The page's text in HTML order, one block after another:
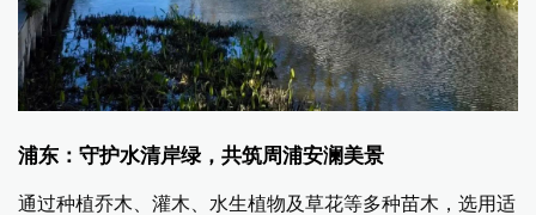
浦东：守护水清岸绿，共筑周浦安澜美景
通过种植乔木、灌木、水生植物及草花等多种苗木，选用适